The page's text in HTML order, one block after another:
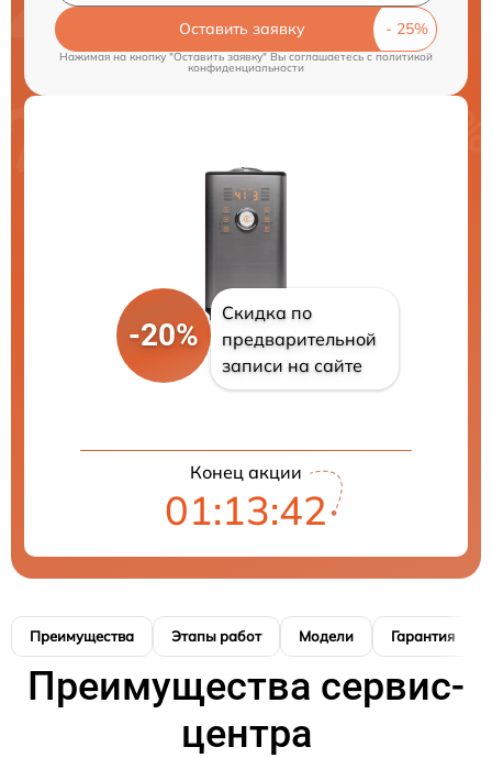
Оставить заявку
Нажимая на кнопку "Оставить заявку" Вы соглашаетесь cполитикой
конфиденциальности
-20%
Скидка по
предварительной
записи на сайте
Конец акции
01:13:42
Преимущества Этапы работ Модели Гарантия
Преимущества сервис-
центра